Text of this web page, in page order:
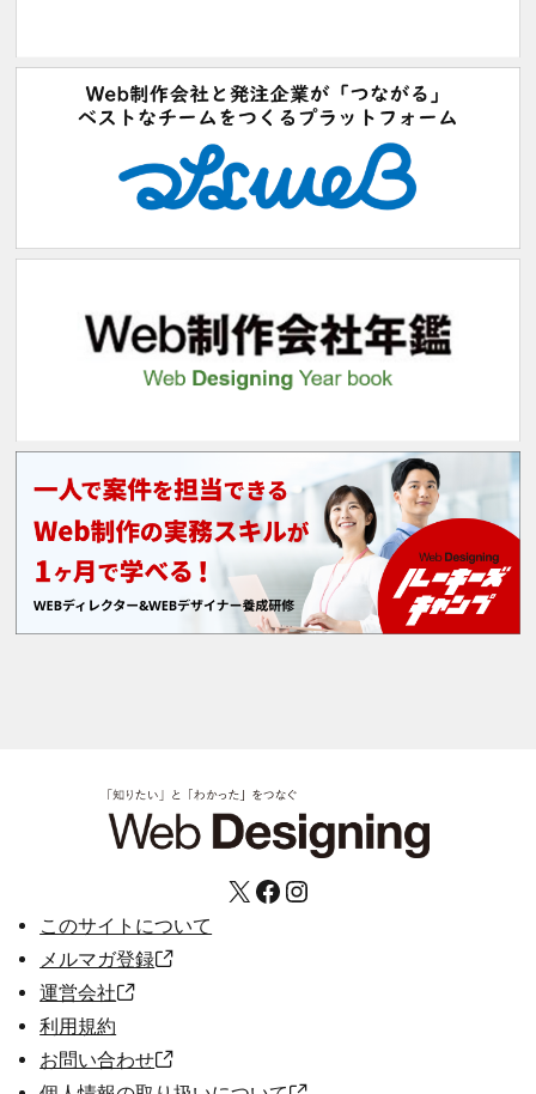
X Facebook Instagram
このサイトについて
メルマガ登録
運営会社
利用規約
お問い合わせ